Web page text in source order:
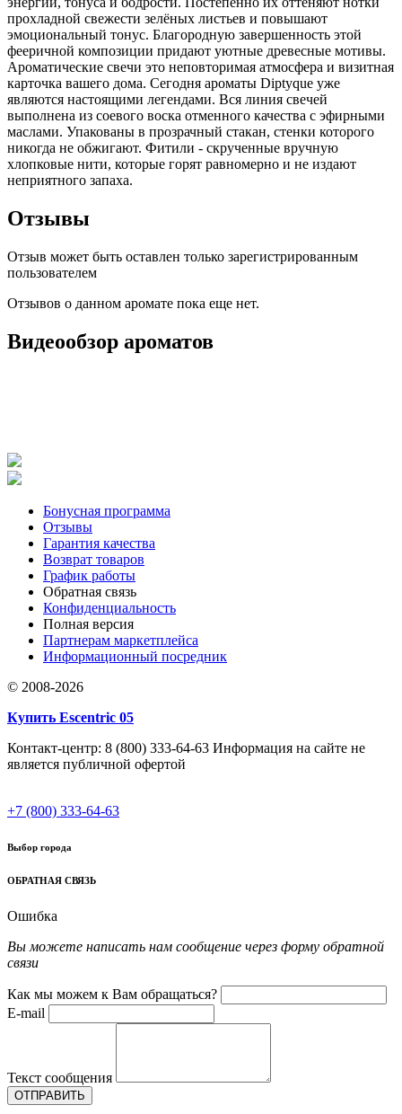
прохладной свежести зелёных листьев и повышают
эмоциональный тонус. Благородную завершенность этой
фееричной композиции придают уютные древесные мотивы.
Ароматические свечи это неповторимая атмосфера и визитная
карточка вашего дома. Сегодня ароматы Diptyque уже
являются настоящими легендами. Вся линия свечей
выполнена из соевого воска отменного качества с эфирными
маслами. Упакованы в прозрачный стакан, стенки которого
никогда не обжигают. Фитили - скрученные вручную
хлопковые нити, которые горят равномерно и не издают
неприятного запаха.
Отзывы
Отзыв может быть оставлен только зарегистрированным
пользователем
Отзывов о данном аромате пока еще нет.
Видеообзор ароматов
Бонусная программа
Отзывы
Гарантия качества
Возврат товаров
График работы
Обратная связь
Конфиденциальность
Полная версия
Партнерам маркетплейса
Информационный посредник
© 2008-2026
Купить Escentric 05
Контакт-центр: 8 (800) 333-64-63 Информация на сайте не
является публичной офертой
+7 (800) 333-64-63
Выбор города
ОБРАТНАЯ СВЯЗЬ
Ошибка
Вы можете написать нам сообщение через форму обратной
связи
Как мы можем к Вам обращаться?
E-mail
Текст сообщения
ОТПРАВИТЬ